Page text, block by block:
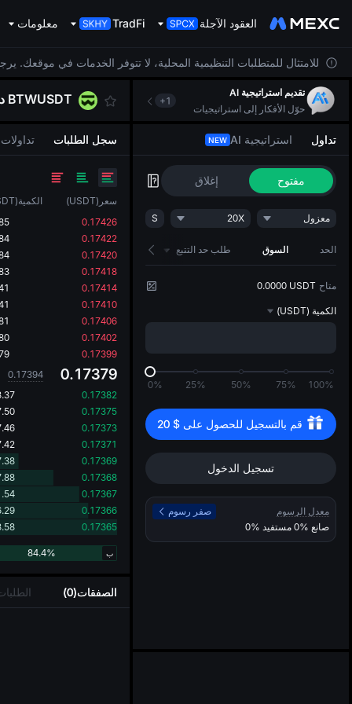
العقود الآجلة TradFi معلومات
للامتثال للمتطلبات التنظيمية المحلية، لا تتوفر الخدمات في موقعك.
BTWUSDT
الصفقات(0)
سجل الطلبات
سعر (
USDT
) الكمية(
0.17426
0.17422
0.17420
0.17418
0.17414
0.17410
0.17406
0.17402
0.17399
0.17379
0.17394
0.17382
0.17375
0.17373
0.17371
0.17369
0.17368
0.17367
0.17366
0.17365
84.4% ب
تقديم استراتيجية AI
حوّل الأفكار إلى استراتيجيات
+1
تداول استراتيجية AI NEW
مفتوح إغلاق
معزول 20X
S
الحد السوق طلب حد التتبع
متاح 0.0000 USDT
الكمية (USDT)
0% 25% 50% 75% 100%
قم بالتسجيل للحصول على $
20
تسجيل الدخول
معدل الرسوم
صفر رسوم
صانع 0% مستفيد 0%